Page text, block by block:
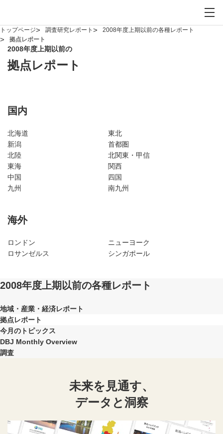
トップページ 調査研究レポート
2008年度上期以前の各種レポート
拠点レポート
2008年度上期以前の
拠点レポート
国内
北海道
東北
新潟
首都圏
北陸
北関東・甲信
東海
関西
中国
四国
九州
南九州
海外
ロンドン
ニューヨーク
ロサンゼルス
シンガポール
2008年度上期以前の各種レポート
地域・産業・経済レポート
拠点レポート
今月のトピックス
DBJ Monthly Overview
調査
未来を見通す、
データと洞察